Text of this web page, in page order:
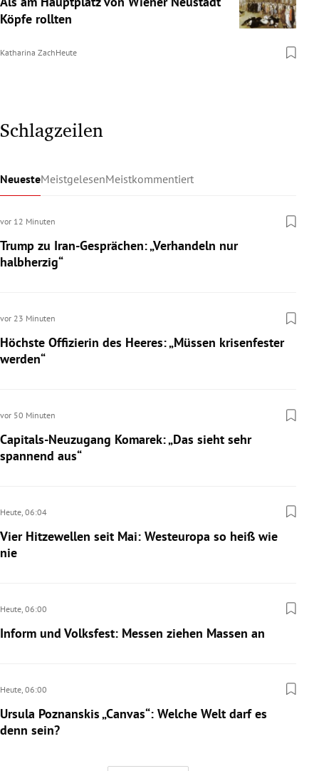
Köpfe rollten
Katharina ZachHeute
Schlagzeilen
NeuesteMeistgelesenMeistkommentiert
vor 12 Minuten
Trump zu Iran-Gesprächen: „Verhandeln nur
halbherzig“
vor 23 Minuten
Höchste Offizierin des Heeres: „Müssen krisenfester
werden“
vor 50 Minuten
Capitals-Neuzugang Komarek: „Das sieht sehr
spannend aus“
Heute, 06:04
Vier Hitzewellen seit Mai: Westeuropa so heiß wie
nie
Heute, 06:00
Inform und Volksfest: Messen ziehen Massen an
Heute, 06:00
Ursula Poznanskis „Canvas“: Welche Welt darf es
denn sein?